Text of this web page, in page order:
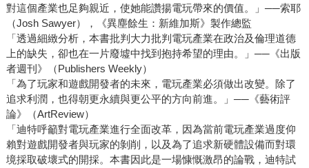
對這個產業也足夠親近，使她能讚揚電玩帶來的價值。」──索耶
（Josh Sawyer），《異塵餘生：新維加斯》製作總監
「透過細緻分析，本書批判大力批判電玩產業在政治及倫理道德
上的缺失，卻也在一片廢墟中找到抱持希望的理由。」──《出版
者週刊》（Publishers Weekly）
「為了玩家和遊戲開發者的未來，電玩產業必須做出改變。除了
追求利潤，也得朝更永續與更公平的方向前進。」──《藝術評
論》（ArtReview）
「迪特呼籲對電玩產業進行全面改革，因為當前電玩產業過度仰
賴對遊戲開發者與玩家的剝削，以及為了追求新硬體設備而對環
境採取破壞式的開採。本書因此是一場慷慨激昂的論戰，迪特試